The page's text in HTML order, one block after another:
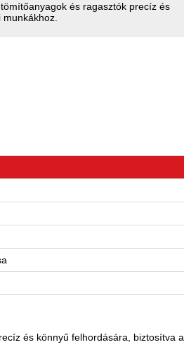
és ragasztók precíz és
és könnyű felhordására, biztosítva a